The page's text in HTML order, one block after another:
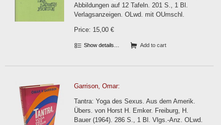
Abbildungen auf 12 Tafeln. 201 S., 1 Bl.
Verlagsanzeigen. OLwd. mit OUmschl.
Price: 15,00 €
Show details… Add to cart
Garrison, Omar:
Tantra: Yoga des Sexus. Aus dem Amerik.
Übers. von Horst H. Emker. Freiburg, H.
Bauer (1964). 286 S., 1 Bl. Vlgs.-Anz. OLwd.